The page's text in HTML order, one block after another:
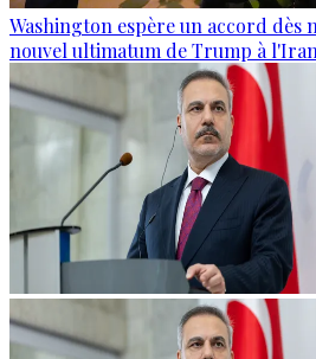
Washington espère un accord dès
nouvel ultimatum de Trump à l'Iran